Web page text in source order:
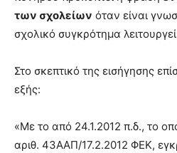
των σχολείων όταν είναι
σχολικό συγκρότημα
Στο σκεπτικό της εισήγησης
εξής:
«Με το από 24.1.2012 π.δ., το
αριθ. 43ΑΑΠ/17.2.2012 ΦΕΚ,